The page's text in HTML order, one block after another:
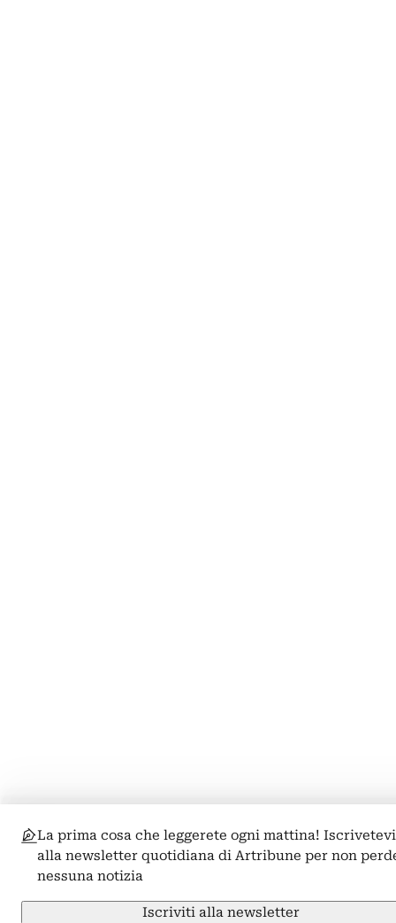
La prima cosa che leggerete ogni mattina! Iscrivetevi
alla newsletter quotidiana di Artribune per non
nessuna notizia
Iscriviti alla newsletter